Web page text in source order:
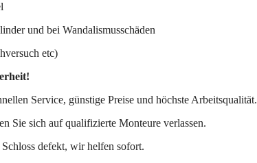
und bei Wandalismusschäden
etc)
Service, günstige Preise und höchste Arbeitsqualität.
Sie sich auf qualifizierte Monteure verlassen.
defekt, wir helfen sofort.